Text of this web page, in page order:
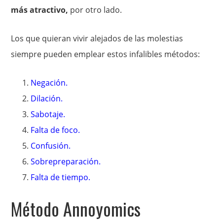
más atractivo, por otro lado.
Los que quieran vivir alejados de las molestias
siempre pueden emplear estos infalibles métodos:
Negación.
Dilación.
Sabotaje.
Falta de foco.
Confusión.
Sobrepreparación.
Falta de tiempo.
Método Annoyomics